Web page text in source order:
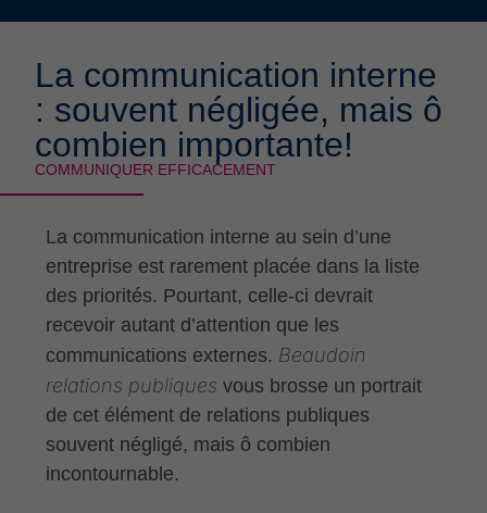
La communication interne
: souvent négligée, mais ô
combien importante!
COMMUNIQUER EFFICACEMENT
La communication interne au sein d’une
entreprise est rarement placée dans la liste
des priorités. Pourtant, celle-ci devrait
recevoir autant d’attention que les
communications externes. Beaudoin
relations publiques vous brosse un portrait
de cet élément de relations publiques
souvent négligé, mais ô combien
incontournable.